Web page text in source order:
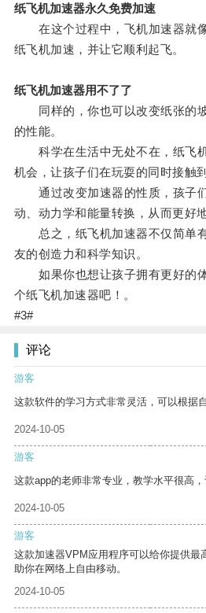
纸飞机加速器永久免费加速
在这个过程中，飞机加速器就像
纸飞机加速，并让它顺利起飞。
纸飞机加速器用不了了
同样的，你也可以改变纸张的
的性能。
科学在生活中无处不在，纸飞
机会，让孩子们在玩耍的同时接触
通过改变加速器的性质，孩子
动、动力学和能量转换，从而更好
总之，纸飞机加速器不仅简单
友的创造力和科学知识。
如果你也想让孩子拥有更好的
个纸飞机加速器吧！。
#3#
评论
游客
这款软件的学习方式非常灵活，可以根据
2024-10-05
游客
这款app的老师非常专业，教学水平很高，
2024-10-05
游客
这款加速器VPM应用程序可以给你提供最
助你在网络上自由移动。
2024-10-05